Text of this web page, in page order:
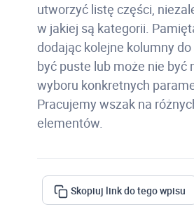
utworzyć listę części,
w jakiej są kategorii.
dodając kolejne kolumny
być puste lub może nie być
wyboru konkretnych
Pracujemy wszak na
elementów.
Skopiuj link do tego wpisu